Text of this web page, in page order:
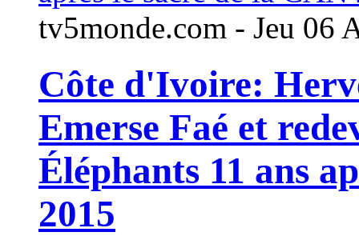
tv5monde.com - Jeu 06
Côte d'Ivoire:
Emerse Faé et
Éléphants 11 ans
2015